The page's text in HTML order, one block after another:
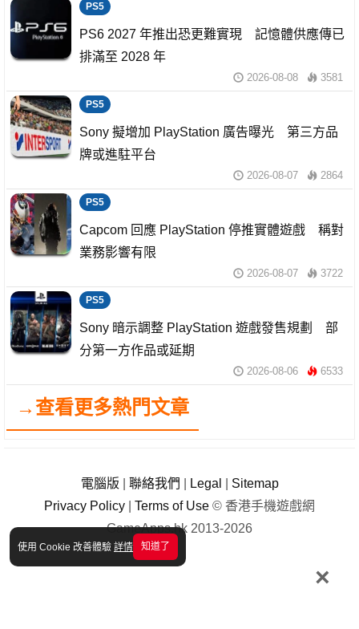
使用 Cookie 改善體驗 詳情 知道了
×
PS5
PS6 2027 年推出恐更難實現 記憶體供應傳已
排滿至 2028 年
2026-08-08 3581
PS5
Sony 擬增加 PlayStation 廣告曝光 第三方品
牌或進駐平台
2026-08-07 2864
PS5
Capcom 回應 PlayStation 停推實體遊戲 稱對
業務影響有限
2026-08-07 3722
PS5
Sony 暗示調整 PlayStation 遊戲發售規劃 部
分第一方作品或延期
2026-08-06 6533
→查看更多熱門文章
電腦版 聯絡我們 Legal
Sitemap
Privacy Policy
Terms of Use © 香港手機遊戲網
GameApps.hk 2013-2026